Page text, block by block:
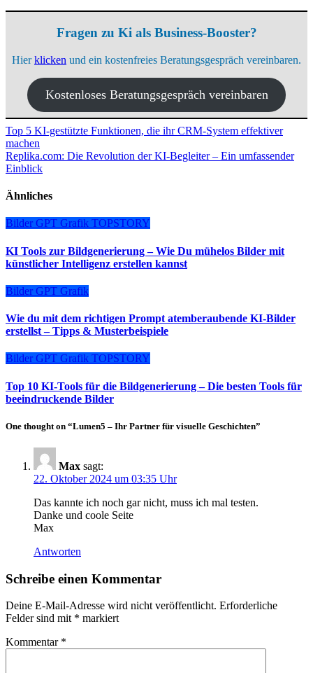
Fragen zu Ki als Business-Booster?
Hierklicken und ein kostenfreies Beratungsgespräch vereinbaren.
Kostenloses Beratungsgespräch vereinbaren
Beitragsnavigation
Top 5 KI-gestützte Funktionen, die ihr CRM-System effektiver
machen
Replika.com: Die Revolution der KI-Begleiter – Ein umfassender
Einblick
Ähnliches
Bilder GPT Grafik TOPSTORY
KI Tools zur Bildgenerierung – Wie Du mühelos Bilder mit
künstlicher Intelligenz erstellen kannst
Bilder GPT Grafik
Wie du mit dem richtigen Prompt atemberaubende KI-Bilder
erstellst – Tipps & Musterbeispiele
Bilder GPT Grafik TOPSTORY
Top 10 KI-Tools für die Bildgenerierung – Die besten Tools für
beeindruckende Bilder
One thought on “Lumen5 – Ihr Partner für visuelle Geschichten”
Max sagt:
22. Oktober 2024 um 03:35 Uhr
Das kannte ich noch gar nicht, muss ich mal testen.
Danke und coole Seite
Max
Antworten
Schreibe einen Kommentar
Deine E-Mail-Adresse wird nicht veröffentlicht. Erforderliche
Felder sind mit * markiert
Kommentar *